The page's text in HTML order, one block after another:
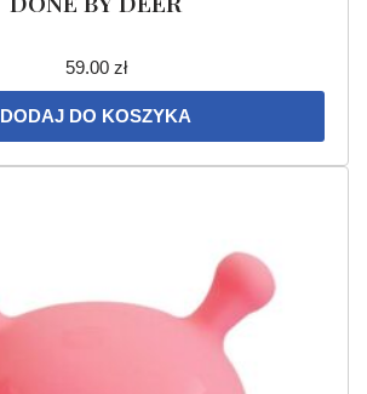
59.00 zł
DODAJ DO KOSZYKA